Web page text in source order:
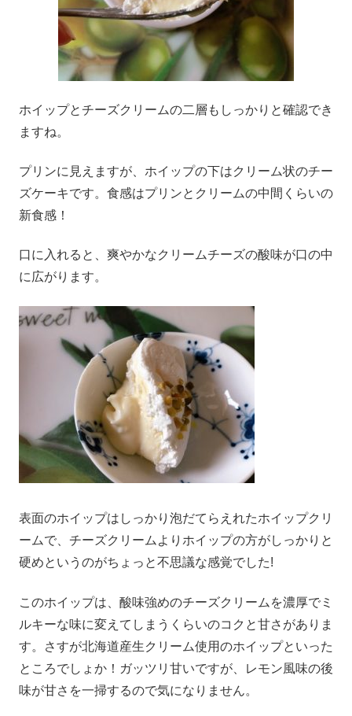
ホイップとチーズクリームの二層もしっかりと確認でき
ますね。
プリンに見えますが、ホイップの下はクリーム状のチー
ズケーキです。食感はプリンとクリームの中間くらいの
新食感！
口に入れると、爽やかなクリームチーズの酸味が口の中
に広がります。
表面のホイップはしっかり泡だてらえれたホイップクリ
ームで、チーズクリームよりホイップの方がしっかりと
硬めというのがちょっと不思議な感覚でした!
このホイップは、酸味強めのチーズクリームを濃厚でミ
ルキーな味に変えてしまうくらいのコクと甘さがありま
す。さすが北海道産生クリーム使用のホイップといった
ところでしょか！ガッツリ甘いですが、レモン風味の後
味が甘さを一掃するので気になりません。